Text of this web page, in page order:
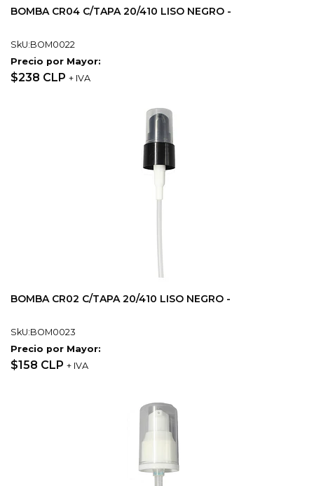
BOMBA CR04 C/TAPA 20/410 LISO NEGRO -
SkU:BOM0022
Precio por Mayor:
$238 CLP + IVA
BOMBA CR02 C/TAPA 20/410 LISO NEGRO -
SkU:BOM0023
Precio por Mayor:
$158 CLP + IVA